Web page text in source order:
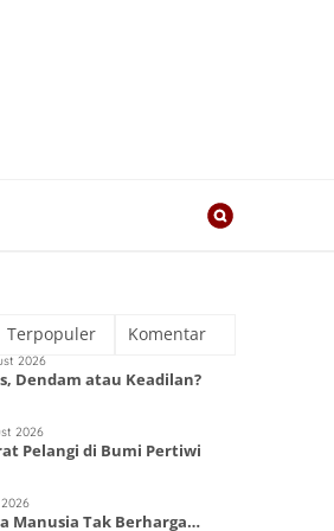
Terpopuler Komentar
2026
Dendam atau Keadilan?
2026
Pelangi di Bumi Pertiwi
Manusia Tak Berharga